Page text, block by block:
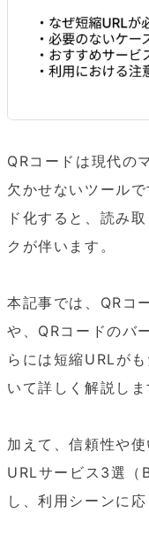
QRコードは現代の
欠かせないツール
ド化すると、読み
クが伴います。
本記事では、QRコ
や、QRコードのバ
らには短縮URLが
いて詳しく解説しま
加えて、信頼性や
URLサービス3選
し、利用シーンに